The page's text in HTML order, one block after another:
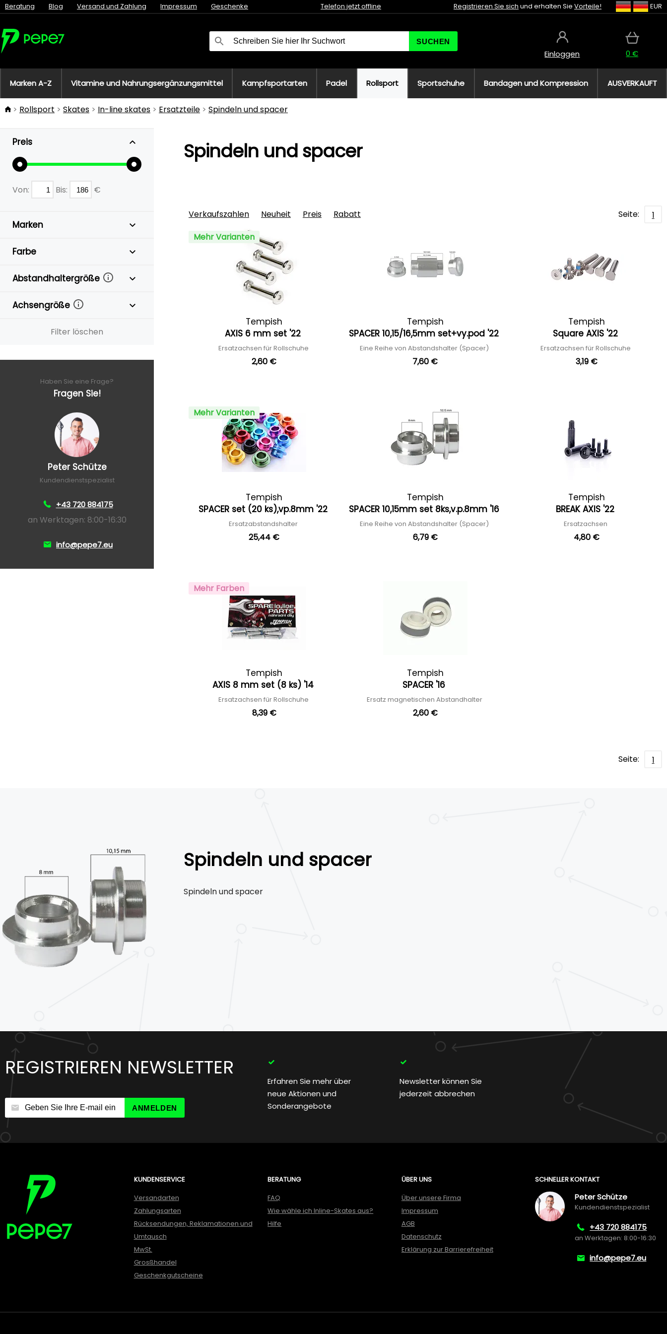
Beratung Blog Versand und Zahlung Impressum Geschenke Telefon jetzt offline Registrieren Sie sich und erhalten Sie Vorteile! EUR
SUCHEN
Einloggen 0 €
Marken A-Z Vitamine und Nahrungsergänzungsmittel Kampfsportarten Padel Rollsport Sportschuhe Bandagen und Kompression AUSVERKAUFT
Rollsport Skates In-line skates Ersatzteile Spindeln und spacer
Preis
Von: Bis: €
Marken
Farbe
Abstandhaltergröße
Achsengröße
Filter löschen
Haben Sie eine Frage?
Fragen Sie!
Peter Schütze
Kundendienstspezialist
+43 720 884175
an Werktagen: 8:00-16:30
info@pepe7.eu
Spindeln und spacer
Verkaufszahlen Neuheit Preis Rabatt Seite:
1
Mehr Varianten
Tempish
AXIS 6 mm set '22
Ersatzachsen für Rollschuhe
2,60 €
Tempish
SPACER 10,15/16,5mm set+vy.pod '22
Eine Reihe von Abstandshalter (Spacer)
7,60 €
Tempish
Square AXIS '22
Ersatzachsen für Rollschuhe
3,19 €
Mehr Varianten
Tempish
SPACER set (20 ks),vp.8mm '22
Ersatzabstandshalter
25,44 €
Tempish
SPACER 10,15mm set 8ks,v.p.8mm '16
Eine Reihe von Abstandshalter (Spacer)
6,79 €
Tempish
BREAK AXIS '22
Ersatzachsen
4,80 €
Mehr Farben
Tempish
AXIS 8 mm set (8 ks) '14
Ersatzachsen für Rollschuhe
8,39 €
Tempish
SPACER '16
Ersatz magnetischen Abstandhalter
2,60 €
Seite: 1
Spindeln und spacer
Spindeln und spacer
REGISTRIEREN NEWSLETTER
ANMELDEN
Erfahren Sie mehr über
neue Aktionen und
Sonderangebote
Newsletter können Sie
jederzeit abbrechen
KUNDENSERVICE
Versandarten
Zahlungsarten
Rücksendungen, Reklamationen und
Umtausch
MwSt.
Grosßhandel
Geschenkgutscheine
BERATUNG
FAQ
Wie wähle ich Inline-Skates aus?
Hilfe
ÜBER UNS
Über unsere Firma
Impressum
AGB
Datenschutz
Erklärung zur Barrierefreiheit
SCHNELLER KONTAKT
Peter Schütze
Kundendienstspezialist
+43 720 884175
an Werktagen: 8:00-16:30
info@pepe7.eu